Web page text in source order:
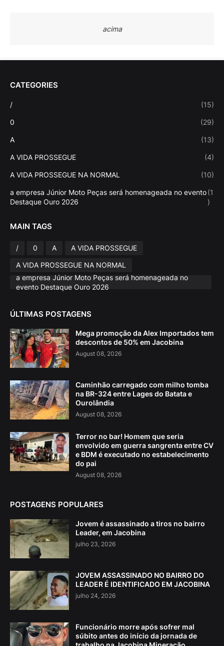
acima
CATEGORIES
/ (15)
0 (29)
A (13)
A VIDA PROSSEGUE (4)
A VIDA PROSSEGUE NA NORMAL (10)
a empresa Júnior Moto Peças será homenageada no evento
Destaque Ouro 2026
(1
)
MAIN TAGS
/ 0 A
A VIDA PROSSEGUE
A VIDA PROSSEGUE NA NORMAL
a empresa Júnior Moto Peças será homenageada no
evento Destaque Ouro 2026
ÚLTIMAS POSTAGENS
Mega promoção da Alex Importados tem
descontos de 50% em Jacobina
August 08, 2026
Caminhão carregado com milho tomba
na BR-324 entre Lages do Batata e
Ourolândia
August 08, 2026
Terror no bar! Homem que seria
envolvido em guerra sangrenta entre CV
e BDM é executado no estabelecimento
do pai
August 08, 2026
POSTAGENS POPULARES
Jovem é assassinado a tiros no bairro
Leader, em Jacobina
julho 23, 2026
JOVEM ASSASSINADO NO BAIRRO DO
LEADER É IDENTIFICADO EM JACOBINA
julho 24, 2026
Funcionário morre após sofrer mal
súbito antes do início da jornada de